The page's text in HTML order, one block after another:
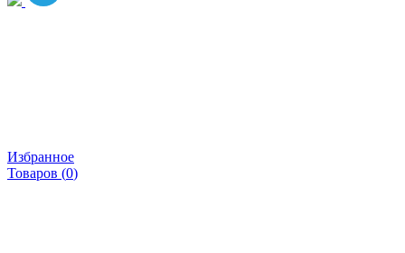
Избранное
Товаров (0)